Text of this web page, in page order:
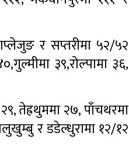
र सप्तरीमा ५२/५२
३९,रोल्पामा ३६,
तेह्रथुममा २७, पाँचथरमा
र डडेल्धुरामा १२/१२